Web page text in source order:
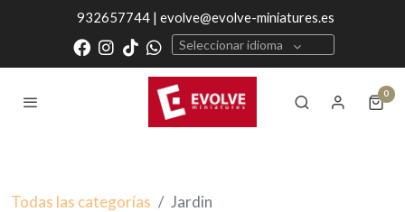
932657744 | evolve@evolve-miniatures.es
Seleccionar idioma
0
Todas las categorías Jardin